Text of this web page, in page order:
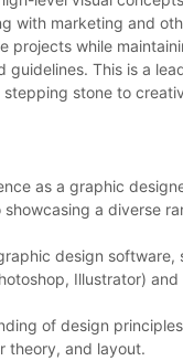
with marketing and
projects while
guidelines. This is a
stepping stone to
as a graphic
a diverse
design software,
Illustrator)
of design
theory, and layout.